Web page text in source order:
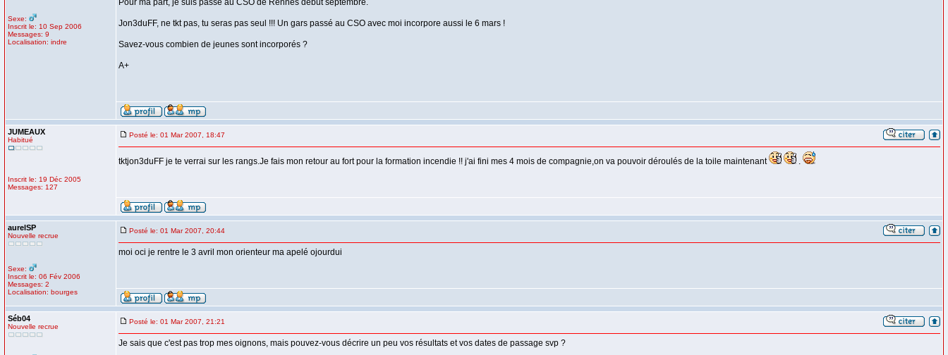
Sexe:
Inscrit le: 10 Sep 2006
Messages: 9
Localisation: indre
Pour ma part, je suis passé au CSO de Rennes début septembre.
Jon3duFF, ne tkt pas, tu seras pas seul !!! Un gars passé au CSO avec moi incorpore aussi le 6 mars !
Savez-vous combien de jeunes sont incorporés ?
A+
JUMEAUX
Habitué
Inscrit le: 19 Déc 2005
Messages: 127
Posté le: 01 Mar 2007, 18:47
tktjon3duFF je te verrai sur les rangs.Je fais mon retour au fort pour la formation incendie !! j'ai fini mes 4 mois de compagnie,on va pouvoir déroulés de la toile maintenant .
aurelSP
Nouvelle recrue
Sexe:
Inscrit le: 06 Fév 2006
Messages: 2
Localisation: bourges
Posté le: 01 Mar 2007, 20:44
moi oci je rentre le 3 avril mon orienteur ma apelé ojourdui
Séb04
Nouvelle recrue
Posté le: 01 Mar 2007, 21:21
Je sais que c'est pas trop mes oignons, mais pouvez-vous décrire un peu vos résultats et vos dates de passage svp ?